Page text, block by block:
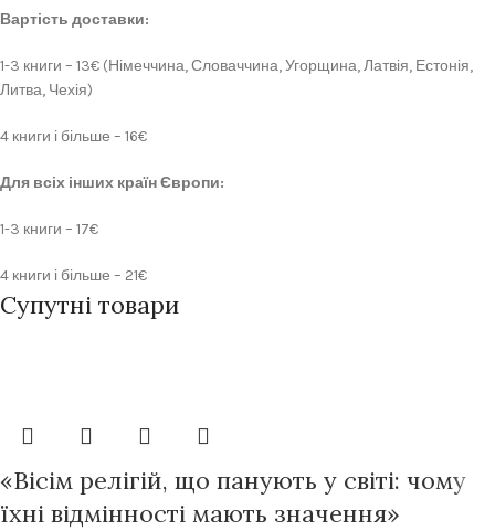
Вартість доставки:
1-3 книги – 13€ (Німеччина, Словаччина, Угорщина, Латвія, Естонія,
Литва, Чехія)
4 книги і більше – 16€
Для всіх інших країн Європи:
1-3 книги – 17€
4 книги і більше – 21€
Супутні товари
«Вісім релігій, що панують у світі: чому
їхні відмінності мають значення»